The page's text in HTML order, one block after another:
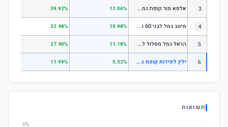
3 א
לפא מור קופת גמל לחיסכון, קופת גמל לתגמולים וקופת גמל אישית לפיצויים - לבני 50 עד 60 12.06%
39.92%
4 מ
יטב גמל לבני 60 ומעלה 10.98%
32.48%
5 ה
ראל גמל מסלול לגילאי 60 ומעלה 11.18%
27.40%
6 י
לין לפידות קופת גמל מסלול אג"ח ממשלות 5.32%
11.99%
תשואות